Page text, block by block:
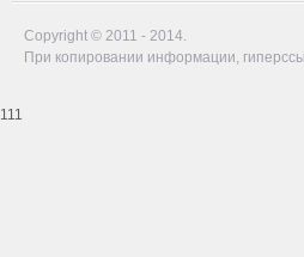
Copyright © 2011 - 2014.
При копировании информации,
111